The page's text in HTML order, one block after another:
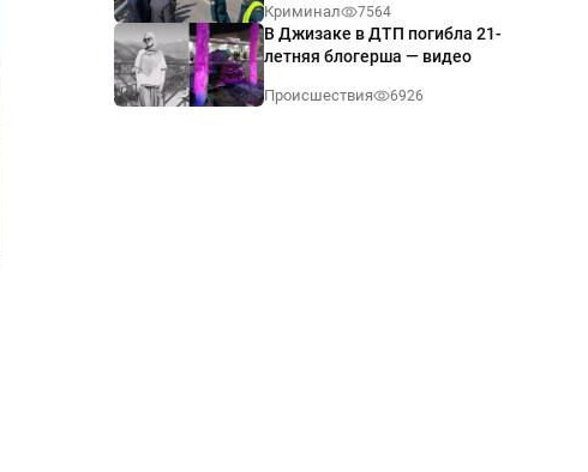
Ташкенте
Криминал 7564
В Джизаке в ДТП погибла 21-
летняя блогерша — видео
Происшествия 6926